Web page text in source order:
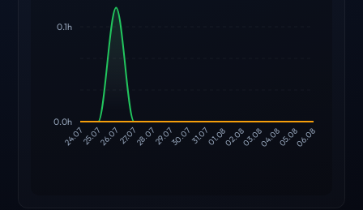
0.1h
0.0h
24.0725.0726.0727.0728.0729.0730.0731.0701.0802.0803.0804.0805.0806.08